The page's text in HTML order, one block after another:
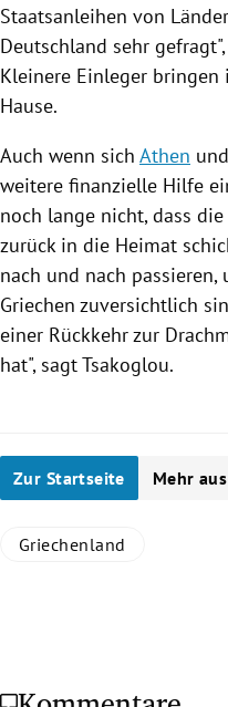
Staatsanleihen von
Deutschland sehr
Kleinere Einleger bringen
Hause.
Auch wenn sich Athen
weitere finanzielle Hilfe
noch lange nicht, dass
zurück in die Heimat
nach und nach passieren,
Griechen zuversichtlich
einer Rückkehr zur
hat", sagt Tsakoglou.
Zur Startseite Mehr
Griechenland